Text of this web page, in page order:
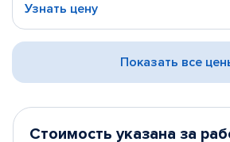
Узнать цену
Показать все
Стоимость указана за